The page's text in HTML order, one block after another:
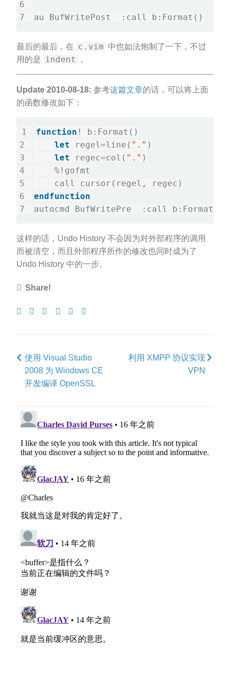
au BufWritePost  :call b:Format()
最后的最后，在 c.vim 中也如法炮制了一下，不过
用的是
indent 。
Update 2010-08-18: 参考这篇文章的话，可以将上面
的函数修改如下：
function ! b:Format()
let regel=line( "." )
let regec=col( "." )
    %!gofmt
    call cursor(regel, regec)
endfunction
autocmd BufWritePre  :call b:Format()
这样的话，Undo History 不会因为对外部程序的调用
而被清空，而且外部程序所作的修改也同时成为了
Undo History 中的一步。
Share!
ShareTweetSharePost Pin
使用 Visual Studio
2008 为 Windows CE
开发编译 OpenSSL
利用 XMPP 协议实现
VPN